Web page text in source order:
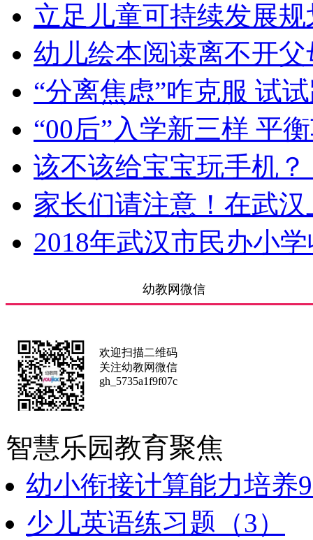
立足儿童可持续发展
幼儿绘本阅读离不开
“分离焦虑”咋克服 试
“00后”入学新三样 平
该不该给宝宝玩手机
家长们请注意！在武
2018年武汉市民办小
幼教网微信
欢迎扫描二维码
关注幼教网微信
gh_5735a1f9f07c
智慧乐园教育聚焦
幼小衔接计算能力培养
少儿英语练习题（3）